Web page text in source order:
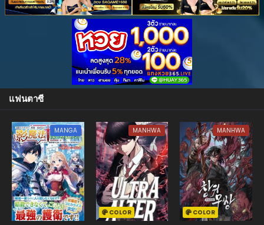
แฟนตาซี
MANGA MANHWA
COLOR
MANHWA
COLOR